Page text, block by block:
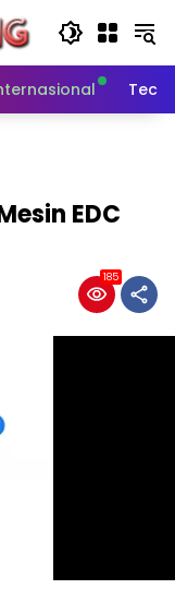
EDC
185